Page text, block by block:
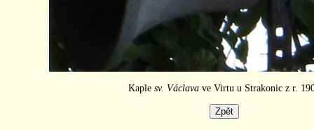
Kaple sv. Václava ve Virtu u Strakonic z r.